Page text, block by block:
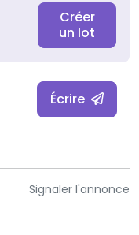
Créer
un lot
Écrire
Signaler l'annonce